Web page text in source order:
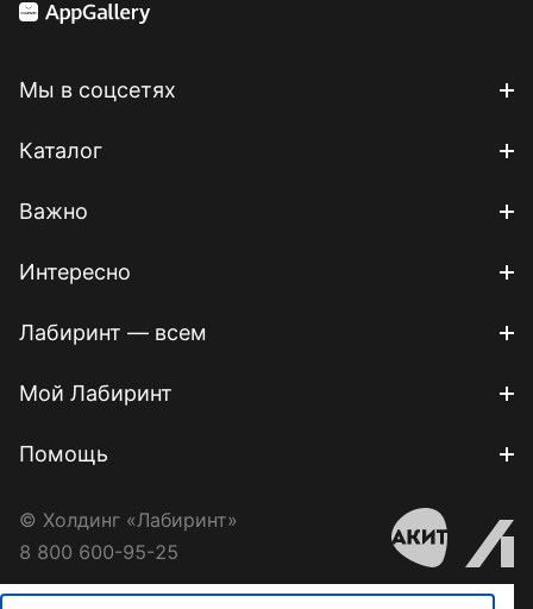
Мы в соцсетях
Каталог
Важно
Интересно
Лабиринт — всем
Мой Лабиринт
Помощь
© Холдинг «Лабиринт»
8 800 600-95-25